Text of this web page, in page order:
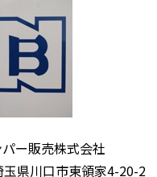
ー販売株式会社
県川口市東領家4-20-2